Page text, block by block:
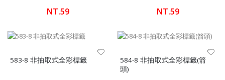
NT.59 NT.59
583-8 非抽取式全彩標籤
584-8 非抽取式全彩標籤(箭
頭)